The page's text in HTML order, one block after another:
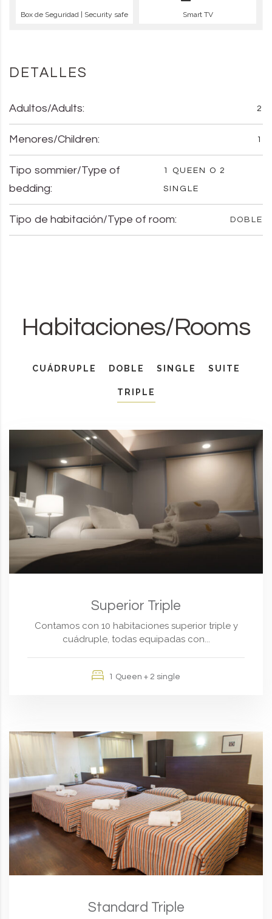
Box de Seguridad | Security safe Smart TV
DETALLES
Adultos/Adults: 2
Menores/Children: 1
Tipo sommier/Type of
bedding:
1 QUEEN O 2
SINGLE
Tipo de habitación/Type of room: DOBLE
Habitaciones/Rooms
CUÁDRUPLE DOBLE SINGLE SUITE
TRIPLE
Superior Triple
Contamos con 10 habitaciones superior triple y
cuádruple, todas equipadas con...
1 Queen + 2 single
Standard Triple